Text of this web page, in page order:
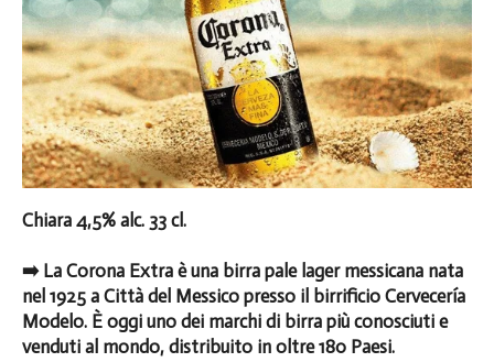
Chiara 4,5% alc. 33 cl.
➡️ La Corona Extra è una birra pale lager messicana nata
nel 1925 a Città del Messico presso il birrificio Cervecería
Modelo. È oggi uno dei marchi di birra più conosciuti e
venduti al mondo, distribuito in oltre 180 Paesi.